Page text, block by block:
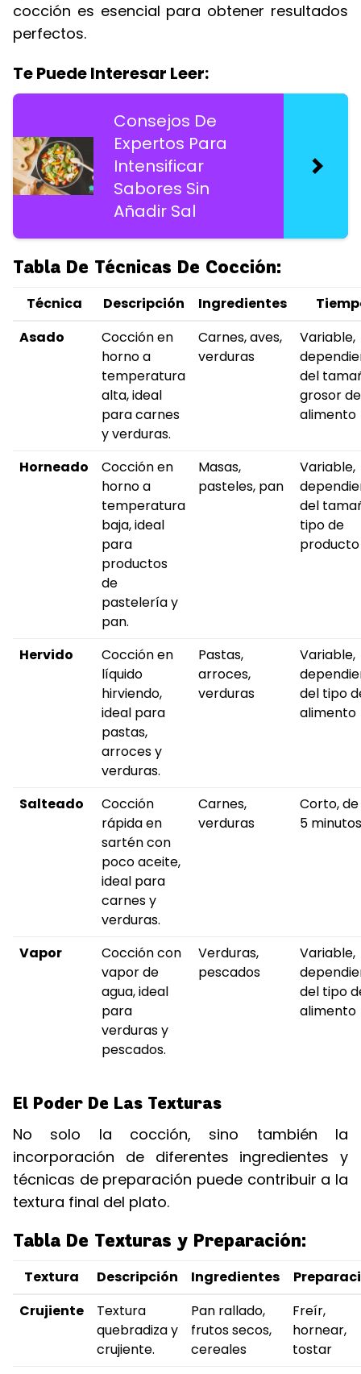
cocción es esencial para obtener resultados
perfectos.
Te Puede Interesar Leer:
Consejos De
Expertos Para
Intensificar
Sabores Sin
Añadir Sal
Tabla De Técnicas De Cocción:
Técnica Descripción Ingredientes
Asado
Cocción en
horno a
temperatura
alta, ideal
para carnes
y verduras.
Carnes, aves,
verduras
Variable,
del
grosor
alimento
Horneado
Cocción en
horno a
temperatura
baja, ideal
para
productos
de
pastelería y
pan.
Masas,
pasteles, pan
Variable,
del
tipo de
producto
Hervido
Cocción en
líquido
hirviendo,
ideal para
pastas,
arroces y
verduras.
Pastas,
arroces,
verduras
Variable,
del tipo
alimento
Salteado
Cocción
rápida en
sartén con
poco aceite,
ideal para
carnes y
verduras.
Carnes,
verduras
Corto, de
5 minutos
Vapor
Cocción con
vapor de
agua, ideal
para
verduras y
pescados.
Verduras,
pescados
Variable,
del tipo
alimento
El Poder De Las Texturas
No solo la cocción, sino también la
incorporación de diferentes ingredientes y
técnicas de preparación puede contribuir a la
textura final del plato.
Tabla De Texturas y Preparación:
Textura Descripción Ingredientes
Crujiente
Textura
quebradiza y
crujiente.
Pan rallado,
frutos secos,
cereales
Freír,
hornear,
tostar